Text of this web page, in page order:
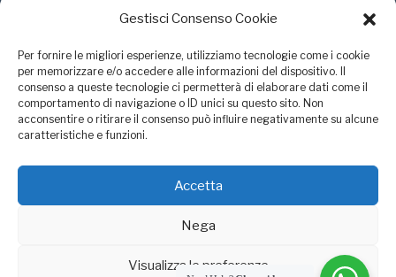
Gestisci Consenso Cookie
Per fornire le migliori esperienze, utilizziamo tecnologie come i cookie
per memorizzare e/o accedere alle informazioni del dispositivo. Il
consenso a queste tecnologie ci permetterà di elaborare dati come il
comportamento di navigazione o ID unici su questo sito. Non
acconsentire o ritirare il consenso può influire negativamente su alcune
caratteristiche e funzioni.
Accetta
Nega
Visualizza le preferenze
DISPENSA SICANA SRL
P.Iva: 02888660814
Capitale Sociale euro 1.500,00
SEDE LEGALE
Via Giovanni Amendola, 5 - 91023 - Favignana (TP)
TP-204062
PRIVACY POLICY-COOKIE POLICY-CREDITS